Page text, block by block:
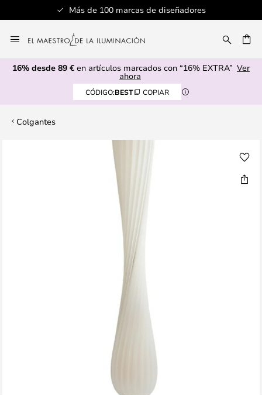
Más de 100 marcas de diseñadores
al
contenido
16% desde 89 € en artículos marcados con “16% EXTRA” Ver
ahora
CÓDIGO:BEST COPIAR
Colgantes